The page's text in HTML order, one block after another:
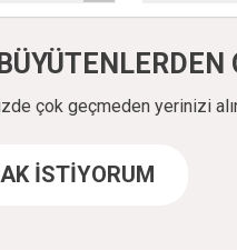
çok geçmeden yerinizi
İSTİYORUM